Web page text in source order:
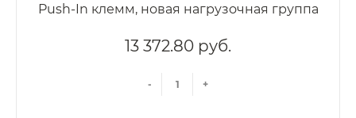
Push-In клемм, новая нагрузочная группа
13 372.80 руб.
- +